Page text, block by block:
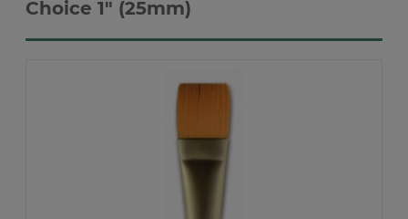
Choice 1" (25mm)